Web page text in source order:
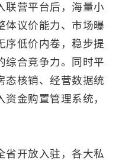
联营平台后，海量小
体议价能力、市场曝
序低价内卷，稳步提
综合竞争力。同时平
态核销、经营数据统
金购置管理系统，
省开放入驻，各大私